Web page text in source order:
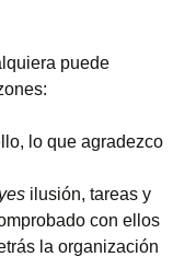
puede
lo que agradezco
ilusión, tareas y
con ellos
la organización